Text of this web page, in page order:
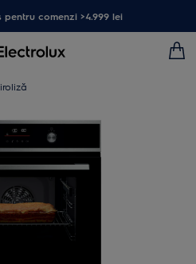
comenzi >4.999 lei